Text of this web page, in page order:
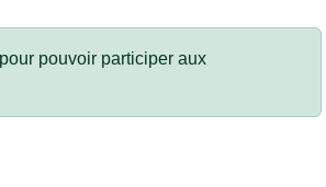
pour pouvoir participer aux